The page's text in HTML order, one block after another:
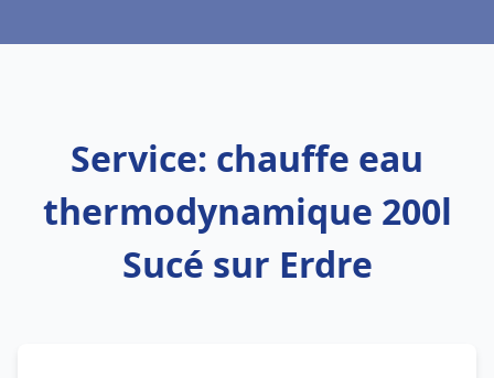
Service: chauffe eau
thermodynamique 200l
Sucé sur Erdre